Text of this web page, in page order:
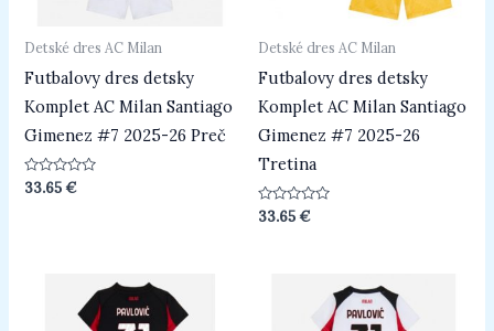
Detské dres AC Milan
Futbalovy dres detsky
Komplet AC Milan Santiago
Gimenez #7 2025-26 Preč
Hodnotenie
33.65€
Detské dres AC Milan
Futbalovy dres detsky
Komplet AC Milan Santiago
Gimenez #7 2025-26
Tretina
Hodnotenie
33.65€